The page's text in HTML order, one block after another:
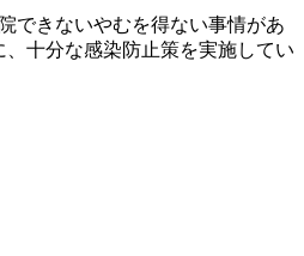
できないやむを得ない事情があ
十分な感染防止策を実施してい